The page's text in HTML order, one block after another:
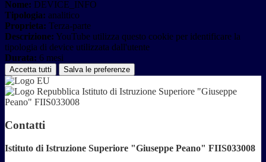
Nome: DEVICE_INFO
Tipologia: analitico
Proprieta: Terza-parte
Descrizione: YouTube utilizza questo cookie per identificare la
tipologia di device utilizzata dall'utente
Durata: 6 mesi
Accetta tutti Salva le preferenze
Istituto di Istruzione Superiore "Giuseppe
Peano" FIIS033008
Contatti
Istituto di Istruzione Superiore "Giuseppe Peano" FIIS033008